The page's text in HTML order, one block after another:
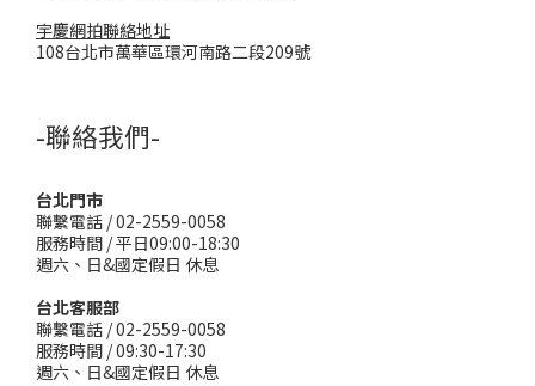
宇慶網拍聯絡地址
108台北市萬華區環河南路二段209號
-聯絡我們-
台北門市
聯繫電話 / 02-2559-0058
服務時間 / 平日09:00-18:30
週六、日&國定假日 休息
台北客服部
聯繫電話 / 02-2559-0058
服務時間 / 09:30-17:30
週六、日&國定假日 休息